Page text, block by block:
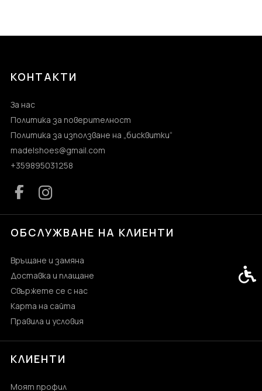
КОНТАКТИ
За нас
Политика за поверителност
Политика за използване на „бисквитки“
madelshoes@gmail.com
+359895031258
ОБСЛУЖВАНЕ НА КЛИЕНТИ
Връщане и замяна
Доставка и плащане
Свържете се с нас
Карта на сайта
Правила и условия
КЛИЕНТИ
Моят профил